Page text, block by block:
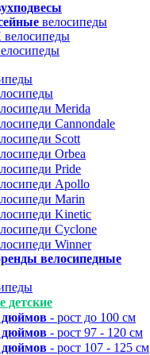
велосипеды
велосипеды
Merida
Cannondale
Scott
Orbea
Pride
Apollo
Marin
Kinetic
Cyclone
Winner
велосипедные
детские
дюймов - рост до 100 см
дюймов - рост 97 - 120 см
дюймов - рост 107 - 125 см